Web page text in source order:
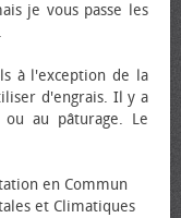
je vous passe les
à l'exception de la
d'engrais. Il y a
au pâturage. Le
en Commun
et Climatiques